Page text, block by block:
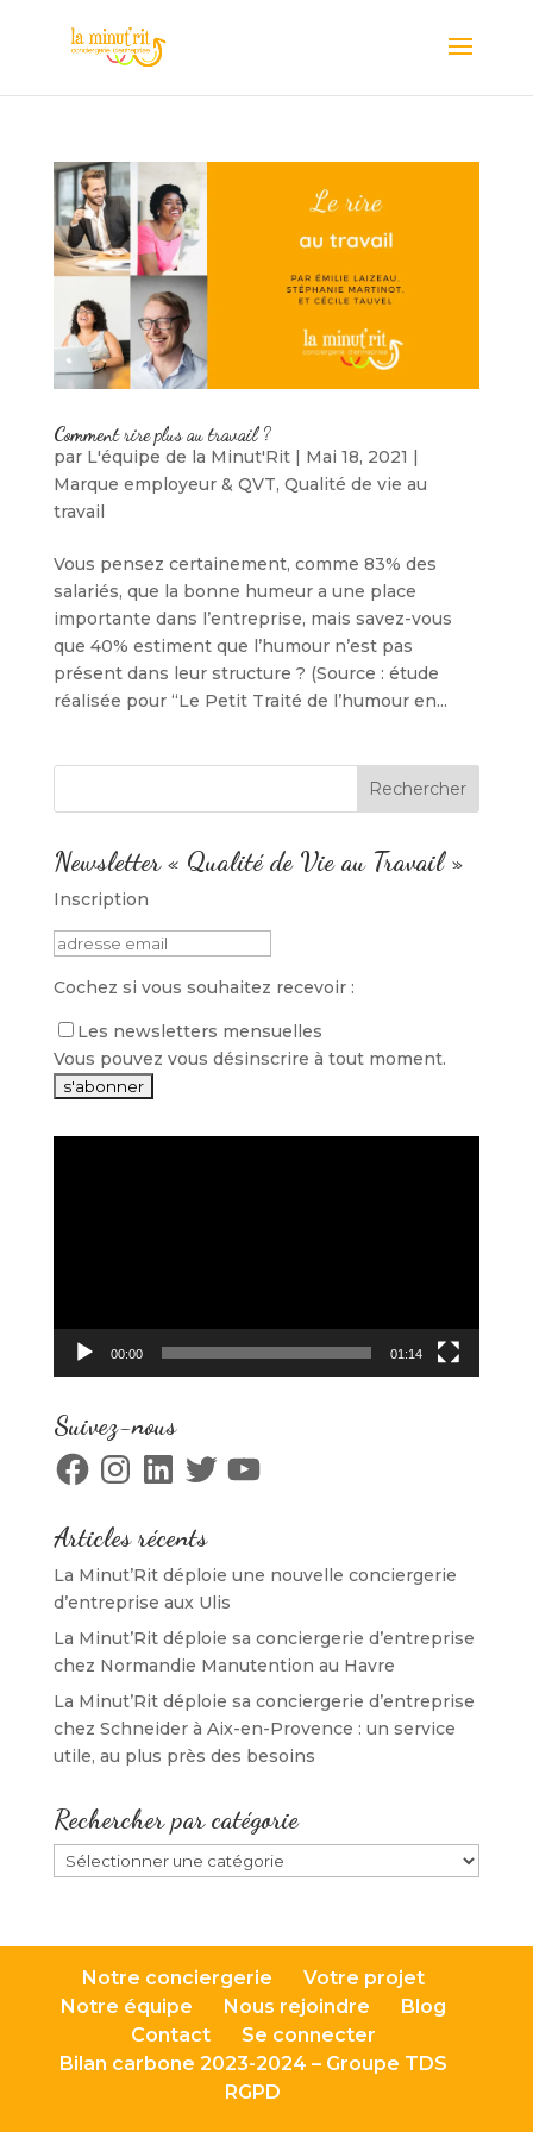
Comment rire plus au travail ?
par L'équipe de la Minut'Rit| Mai 18, 2021 |
Marque employeur & QVT, Qualité de vie au
travail
Vous pensez certainement, comme 83% des
salariés, que la bonne humeur a une place
importante dans l’entreprise, mais savez-vous
que 40% estiment que l’humour n’est pas
présent dans leur structure ? (Source : étude
réalisée pour “Le Petit Traité de l’humour en...
Newsletter « Qualité de Vie au Travail »
Inscription
Cochez si vous souhaitez recevoir :
Les newsletters mensuelles
Vous pouvez vous désinscrire à tout moment.
00:00 01:14
Suivez-nous
FacebookInstagramLinkedInTwitterYouTube
Articles récents
La Minut’Rit déploie une nouvelle conciergerie
d’entreprise aux Ulis
La Minut’Rit déploie sa conciergerie d’entreprise
chez Normandie Manutention au Havre
La Minut’Rit déploie sa conciergerie d’entreprise
chez Schneider à Aix-en-Provence : un service
utile, au plus près des besoins
Rechercher par catégorie
Rechercher
par
Notre conciergerie
Votre projet
Notre équipe
Nous rejoindre
Blog
Contact
Se connecter
Bilan carbone 2023-2024 – Groupe TDS
RGPD